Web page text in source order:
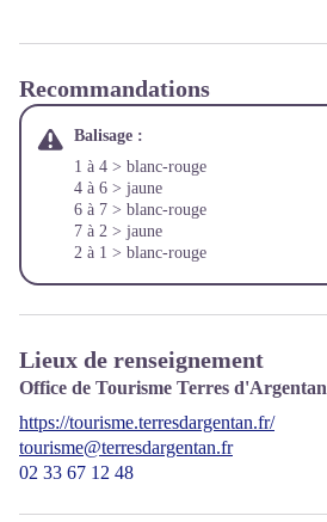
Recommandations
Balisage :
1 à 4 > blanc-rouge
4 à 6 > jaune
6 à 7 > blanc-rouge
7 à 2 > jaune
2 à 1 > blanc-rouge
Lieux de renseignement
Office de Tourisme Terres d'Argentan
https://tourisme.terresdargentan.fr/
tourisme@terresdargentan.fr
02 33 67 12 48